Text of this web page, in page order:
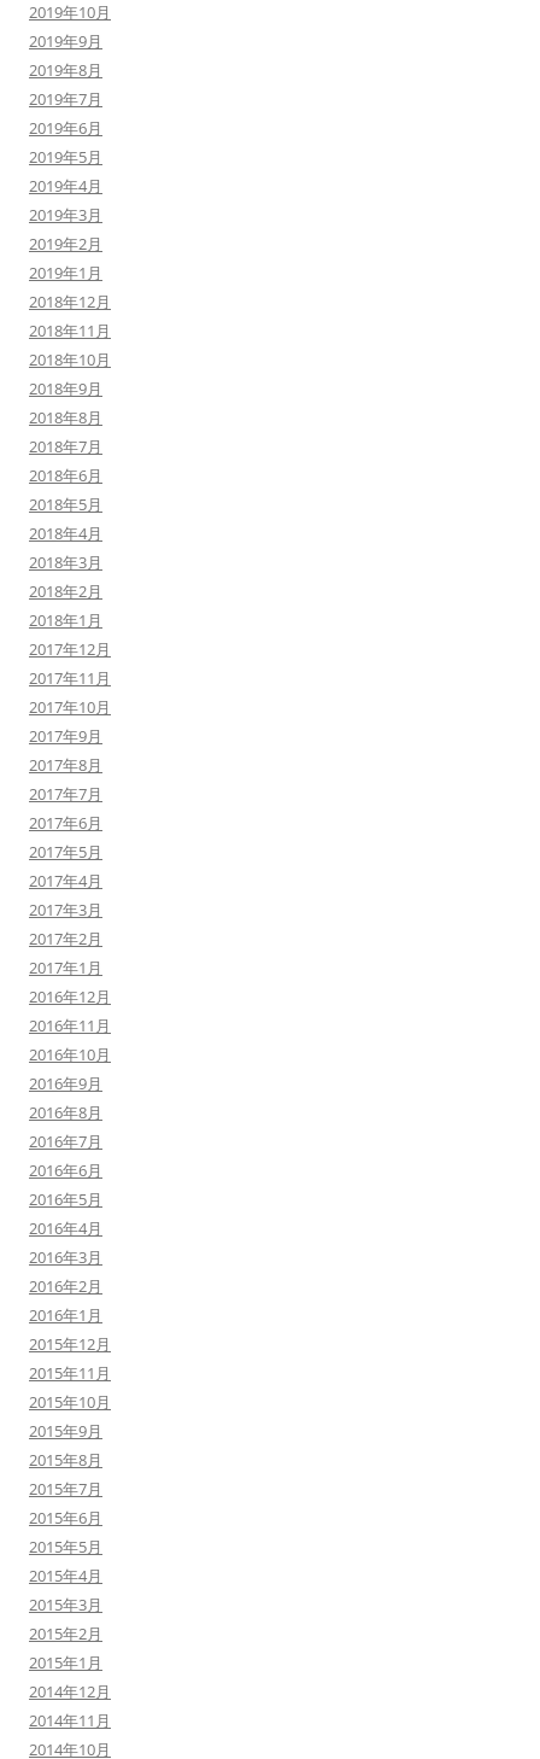
2019年10月
2019年9月
2019年8月
2019年7月
2019年6月
2019年5月
2019年4月
2019年3月
2019年2月
2019年1月
2018年12月
2018年11月
2018年10月
2018年9月
2018年8月
2018年7月
2018年6月
2018年5月
2018年4月
2018年3月
2018年2月
2018年1月
2017年12月
2017年11月
2017年10月
2017年9月
2017年8月
2017年7月
2017年6月
2017年5月
2017年4月
2017年3月
2017年2月
2017年1月
2016年12月
2016年11月
2016年10月
2016年9月
2016年8月
2016年7月
2016年6月
2016年5月
2016年4月
2016年3月
2016年2月
2016年1月
2015年12月
2015年11月
2015年10月
2015年9月
2015年8月
2015年7月
2015年6月
2015年5月
2015年4月
2015年3月
2015年2月
2015年1月
2014年12月
2014年11月
2014年10月